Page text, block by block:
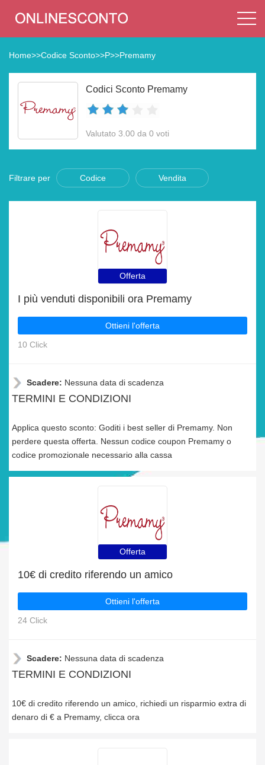
Home>>Codice Sconto>>P>>Premamy
Codici Sconto Premamy
Valutato 3.00 da 0 voti
Filtrare per Codice Vendita
Offerta
I più venduti disponibili ora Premamy
Ottieni l'offerta
10 Click
Scadere: Nessuna data di scadenza
TERMINI E CONDIZIONI
Applica questo sconto: Goditi i best seller di Premamy. Non
perdere questa offerta. Nessun codice coupon Premamy o
codice promozionale necessario alla cassa
Offerta
10€ di credito riferendo un amico
Ottieni l'offerta
24 Click
Scadere: Nessuna data di scadenza
TERMINI E CONDIZIONI
10€ di credito riferendo un amico, richiedi un risparmio extra di
denaro di € a Premamy, clicca ora